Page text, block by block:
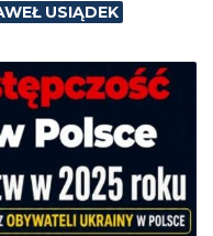
USIĄDEK